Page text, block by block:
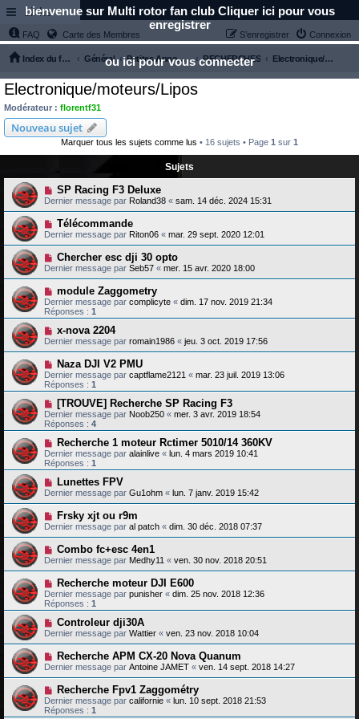
bienvenue sur Multi rotor fan club Cliquer ici pour vous
enregistrer
ou ici pour vous connecter
Links
FAQ Carte des Membres Connexion
S’enregistrer
Index du forum Général Petites Annonces RECHERCHES Electronique/moteurs/Lipos
Electronique/moteurs/Lipos
Modérateur : florentf31
Nouveau sujet
Marquer tous les sujets comme lus • 16 sujets • Page 1 sur 1
Sujets
SP Racing F3 Deluxe
Dernier message par Roland38 « sam. 14 déc. 2024 15:31
Télécommande
Dernier message par Riton06 « mar. 29 sept. 2020 12:01
Chercher esc dji 30 opto
Dernier message par Seb57 « mer. 15 avr. 2020 18:00
module Zaggometry
Dernier message par complicyte « dim. 17 nov. 2019 21:34
Réponses : 1
x-nova 2204
Dernier message par romain1986 « jeu. 3 oct. 2019 17:56
Naza DJI V2 PMU
Dernier message par captflame2121 « mar. 23 juil. 2019 13:06
Réponses : 1
[TROUVE] Recherche SP Racing F3
Dernier message par Noob250 « mer. 3 avr. 2019 18:54
Réponses : 4
Recherche 1 moteur Rctimer 5010/14 360KV
Dernier message par alainlive « lun. 4 mars 2019 10:41
Réponses : 1
Lunettes FPV
Dernier message par Gu1ohm « lun. 7 janv. 2019 15:42
Frsky xjt ou r9m
Dernier message par al patch « dim. 30 déc. 2018 07:37
Combo fc+esc 4en1
Dernier message par Medhy11 « ven. 30 nov. 2018 20:51
Recherche moteur DJI E600
Dernier message par punisher « dim. 25 nov. 2018 12:36
Réponses : 1
Controleur dji30A
Dernier message par Wattier « ven. 23 nov. 2018 10:04
Recherche APM CX-20 Nova Quanum
Dernier message par Antoine JAMET « ven. 14 sept. 2018 14:27
Recherche Fpv1 Zaggométry
Dernier message par californie « lun. 10 sept. 2018 21:53
Réponses : 1